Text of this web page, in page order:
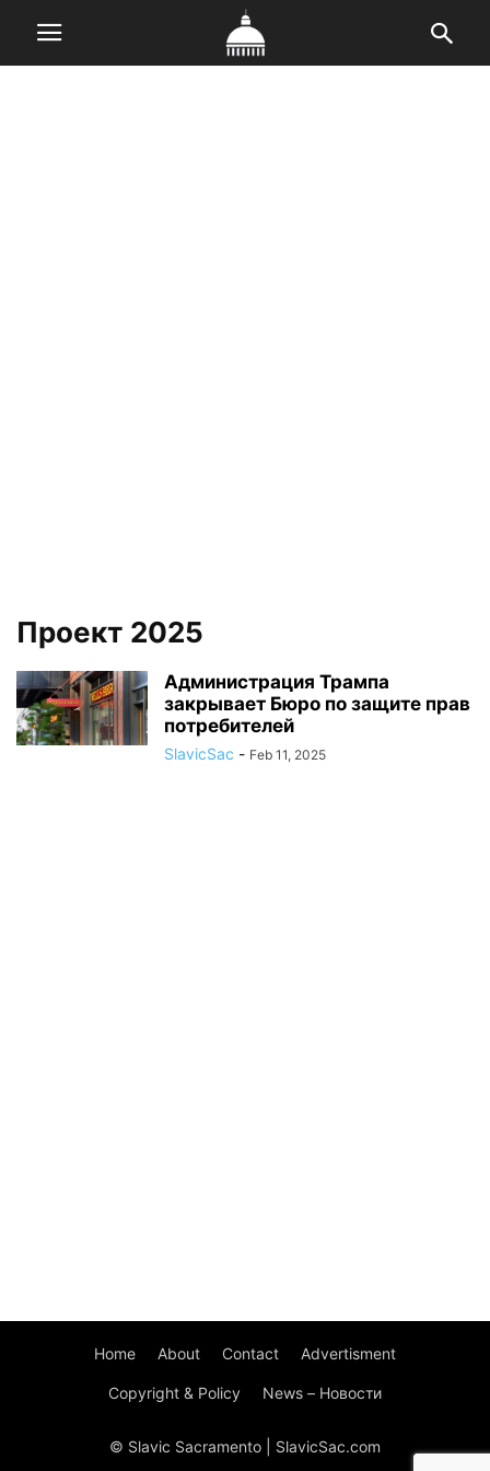
Проект 2025
Администрация Трампа
закрывает Бюро по защите прав
потребителей
SlavicSac - Feb 11, 2025
Home About Contact Advertisment
Copyright & Policy News – Новости
© Slavic Sacramento | SlavicSac.com